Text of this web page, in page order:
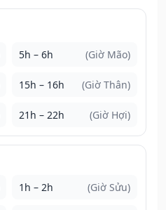
5h – 6h (Giờ Mão)
15h – 16h (Giờ Thân)
21h – 22h (Giờ Hợi)
1h – 2h (Giờ Sửu)